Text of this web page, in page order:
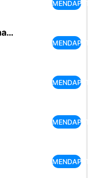
YoYa Time: Build, Share & Play